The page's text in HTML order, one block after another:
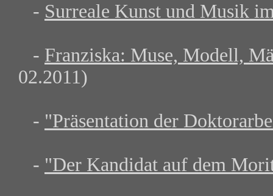
- Surreale Kunst und Musik
- Franziska: Muse, Modell,
02.2011)
- "Präsentation der
- "Der Kandidat auf dem